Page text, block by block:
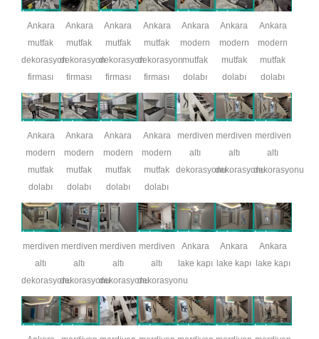
Ankara
mutfak
dekorasyon
firması
Ankara
mutfak
dekorasyon
firması
Ankara
mutfak
dekorasyon
firması
Ankara
mutfak
dekorasyon
firması
Ankara
modern
mutfak
dolabı
Ankara
modern
mutfak
dolabı
Ankara
modern
mutfak
dolabı
Ankara
modern
mutfak
dolabı
Ankara
modern
mutfak
dolabı
Ankara
modern
mutfak
dolabı
Ankara
modern
mutfak
dolabı
merdiven
altı
dekorasyonu
merdiven
altı
dekorasyonu
merdiven
altı
dekorasyonu
merdiven
altı
dekorasyonu
merdiven
altı
dekorasyonu
merdiven
altı
dekorasyonu
merdiven
altı
dekorasyonu
Ankara
lake kapı
Ankara
lake kapı
Ankara
lake kapı